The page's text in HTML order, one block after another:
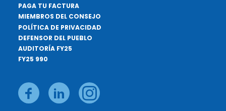
PAGA TU FACTURA
MIEMBROS DEL CONSEJO
POLÍTICA DE PRIVACIDAD
DEFENSOR DEL PUEBLO
AUDITORÍA FY25
FY25 990